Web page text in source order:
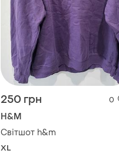
250 грн 0
H&M
Світшот h&m
XL